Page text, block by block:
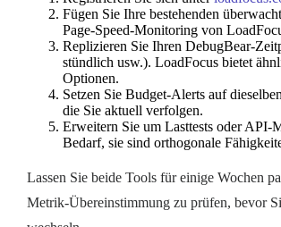
Fügen Sie Ihre bestehenden
Page-Speed-Monitoring von
Replizieren Sie Ihren DebugBear-
stündlich usw.). LoadFocus bietet
Optionen.
Setzen Sie Budget-Alerts auf
die Sie aktuell verfolgen.
Erweitern Sie um Lasttests oder API-
Bedarf, sie sind orthogonale
Lassen Sie beide Tools für einige Wochen
Metrik-Übereinstimmung zu prüfen, bevor